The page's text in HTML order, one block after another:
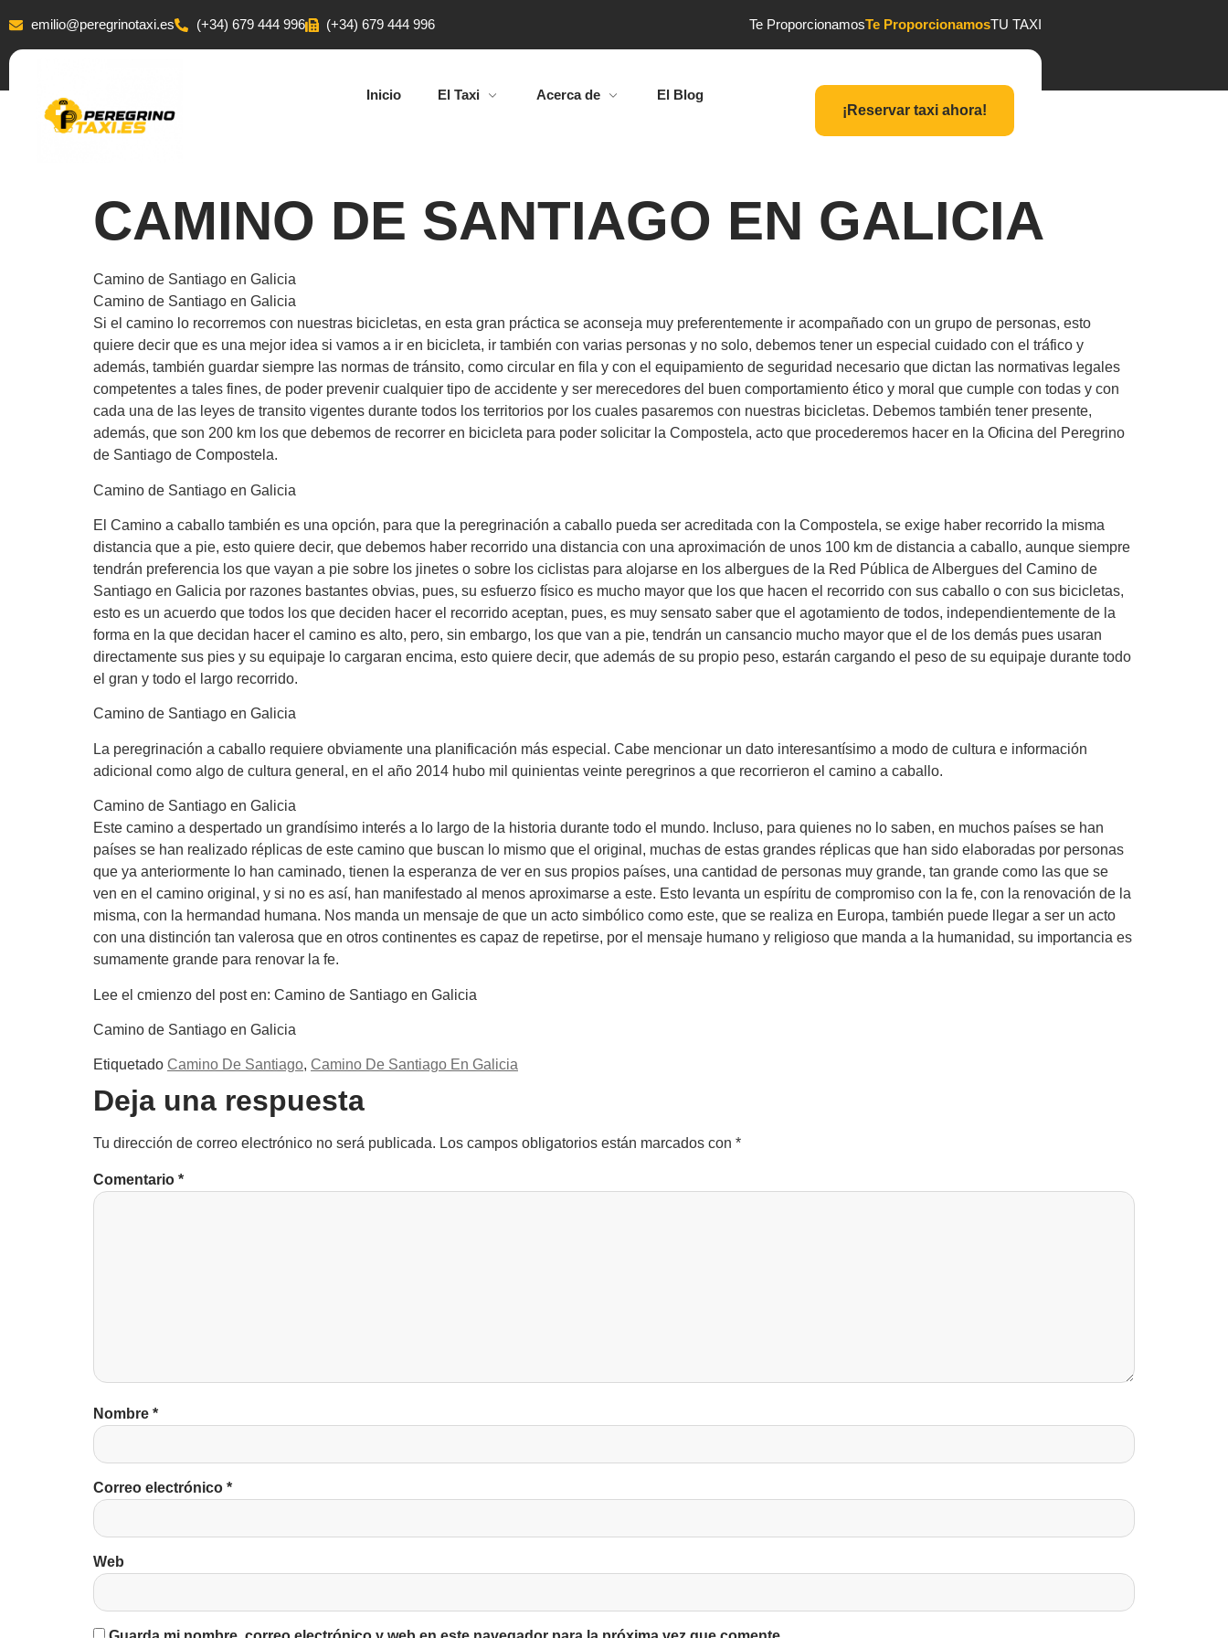
emilio@peregrinotaxi.es (+34) 679 444 996 (+34) 679 444 996 Te ProporcionamosTe ProporcionamosTU TAXI
Inicio El Taxi Acerca de
El Blog
¡Reservar taxi ahora!
CAMINO DE SANTIAGO EN GALICIA
Camino de Santiago en Galicia
Camino de Santiago en Galicia
Si el camino lo recorremos con nuestras bicicletas, en esta gran práctica se aconseja muy preferentemente ir acompañado con un grupo de personas, esto
quiere decir que es una mejor idea si vamos a ir en bicicleta, ir también con varias personas y no solo, debemos tener un especial cuidado con el tráfico y
además, también guardar siempre las normas de tránsito, como circular en fila y con el equipamiento de seguridad necesario que dictan las normativas legales
competentes a tales fines, de poder prevenir cualquier tipo de accidente y ser merecedores del buen comportamiento ético y moral que cumple con todas y con
cada una de las leyes de transito vigentes durante todos los territorios por los cuales pasaremos con nuestras bicicletas. Debemos también tener presente,
además, que son 200 km los que debemos de recorrer en bicicleta para poder solicitar la Compostela, acto que procederemos hacer en la Oficina del Peregrino
de Santiago de Compostela.
Camino de Santiago en Galicia
El Camino a caballo también es una opción, para que la peregrinación a caballo pueda ser acreditada con la Compostela, se exige haber recorrido la misma
distancia que a pie, esto quiere decir, que debemos haber recorrido una distancia con una aproximación de unos 100 km de distancia a caballo, aunque siempre
tendrán preferencia los que vayan a pie sobre los jinetes o sobre los ciclistas para alojarse en los albergues de la Red Pública de Albergues del Camino de
Santiago en Galicia por razones bastantes obvias, pues, su esfuerzo físico es mucho mayor que los que hacen el recorrido con sus caballo o con sus bicicletas,
esto es un acuerdo que todos los que deciden hacer el recorrido aceptan, pues, es muy sensato saber que el agotamiento de todos, independientemente de la
forma en la que decidan hacer el camino es alto, pero, sin embargo, los que van a pie, tendrán un cansancio mucho mayor que el de los demás pues usaran
directamente sus pies y su equipaje lo cargaran encima, esto quiere decir, que además de su propio peso, estarán cargando el peso de su equipaje durante todo
el gran y todo el largo recorrido.
Camino de Santiago en Galicia
La peregrinación a caballo requiere obviamente una planificación más especial. Cabe mencionar un dato interesantísimo a modo de cultura e información
adicional como algo de cultura general, en el año 2014 hubo mil quinientas veinte peregrinos a que recorrieron el camino a caballo.
Camino de Santiago en Galicia
Este camino a despertado un grandísimo interés a lo largo de la historia durante todo el mundo. Incluso, para quienes no lo saben, en muchos países se han
países se han realizado réplicas de este camino que buscan lo mismo que el original, muchas de estas grandes réplicas que han sido elaboradas por personas
que ya anteriormente lo han caminado, tienen la esperanza de ver en sus propios países, una cantidad de personas muy grande, tan grande como las que se
ven en el camino original, y si no es así, han manifestado al menos aproximarse a este. Esto levanta un espíritu de compromiso con la fe, con la renovación de la
misma, con la hermandad humana. Nos manda un mensaje de que un acto simbólico como este, que se realiza en Europa, también puede llegar a ser un acto
con una distinción tan valerosa que en otros continentes es capaz de repetirse, por el mensaje humano y religioso que manda a la humanidad, su importancia es
sumamente grande para renovar la fe.
Lee el cmienzo del post en: Camino de Santiago en Galicia
Camino de Santiago en Galicia
Etiquetado Camino De Santiago, Camino De Santiago En Galicia
Deja una respuesta
Tu dirección de correo electrónico no será publicada. Los campos obligatorios están marcados con *
Comentario *
Nombre *
Correo electrónico *
Web